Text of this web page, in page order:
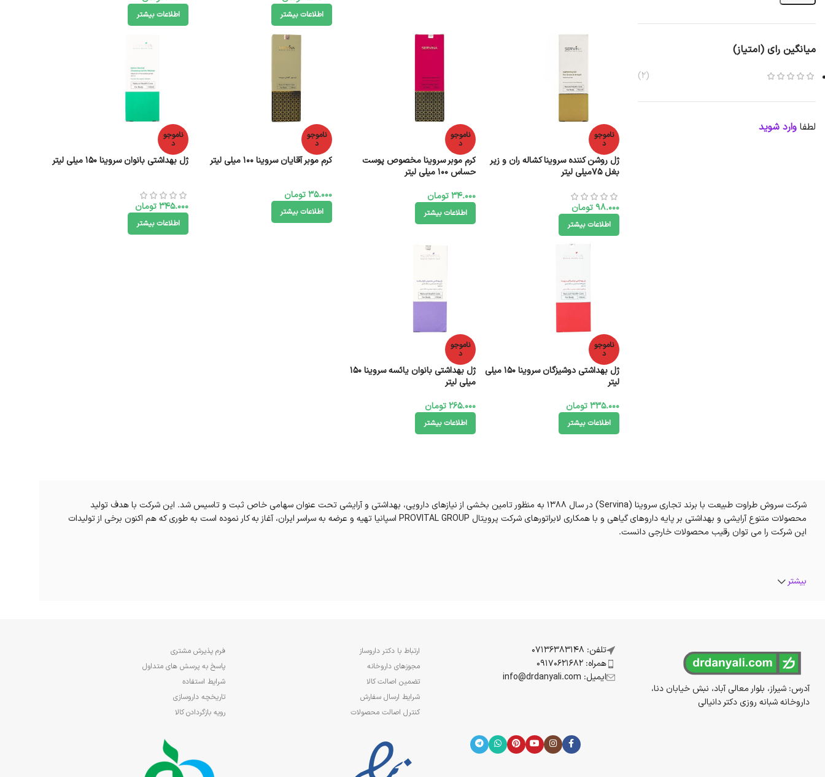
میانگین رای (امتیاز)
(2)
لطفا وارد شوید
اطلاعات بیشتر اطلاعات بیشتر
ناموجو
د
ژل روشن کننده سروینا کشاله ران و زیر
بغل 75میلی لیتر
98.000 تومان
اطلاعات بیشتر
ناموجو
د
کرم موبر سروینا مخصوص پوست
حساس 100 میلی لیتر
34.000تومان
اطلاعات بیشتر
ناموجو
د
کرم موبر آقایان سروینا 100 میلی لیتر
35.000تومان
اطلاعات بیشتر
ناموجو
د
ژل بهداشتی بانوان سروینا 150 میلی لیتر
345.000 تومان
اطلاعات بیشتر
ناموجو
د
ژل بهداشتی دوشیزگان سروینا 150 میلی
لیتر
335.000تومان
اطلاعات بیشتر
ناموجو
د
ژل بهداشتی بانوان یائسه سروینا 150
میلی لیتر
265.000تومان
اطلاعات بیشتر
شرکت سروش طراوت طبیعت با برند تجاری سروینا (Servina) در سال 1388 به منظور تامین بخشی از نیازهای دارویی، بهداشتی و آرایشی تحت عنوان سهامی خاص ثبت و تاسیس شد. این شرکت با هدف تولید
محصولات متنوع آرایشی و بهداشتی بر پایه داروهای گیاهی و با همکاری لابراتورهای شرکت پرویتال PROVITAL GROUP اسپانیا تهیه و عرضه به سراسر ایران، آغاز به کار نموده است به طوری که هم اکنون برخی از تولیدات
این شرکت را می توان رقیب محصولات خارجی دانست.
بیشتر
آدرس: شیراز، بلوار معالی آباد، نبش خیابان دنا،
داروخانه شبانه روزی دکتر دانیالی
تلفن: 07136383148
همراه: 09170621682
ایمیل: info@drdanyali.com
ارتباط با دکتر داروساز
مجوزهای داروخانه
تضمین اصالت کالا
شرایط ارسال سفارش
کنترل اصالت محصولات
فرم پذیرش مشتری
پاسخ به پرسش های متداول
شرایط استفاده
تاریخچه داروسازی
رویه بازگردادن کالا